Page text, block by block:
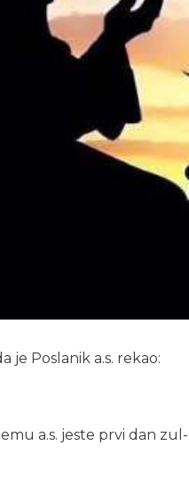
je Poslanik a.s. rekao:
a.s. jeste prvi dan